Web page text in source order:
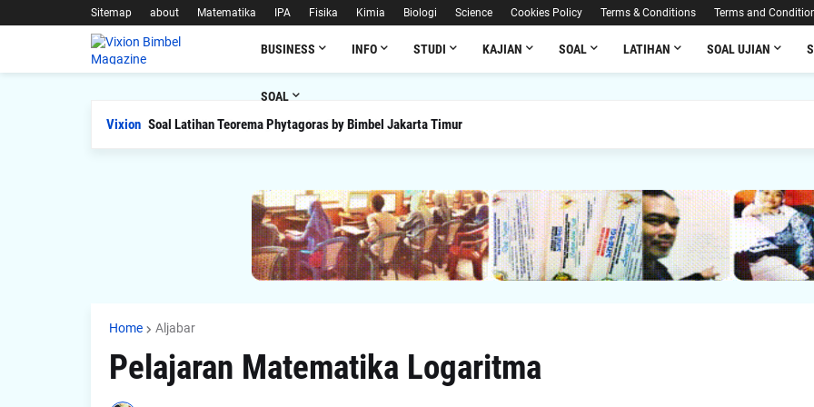
Sitemap about Matematika IPA Fisika Kimia Biologi Science Cookies Policy Terms & Conditions Terms and
BUSINESS INFO STUDI KAJIAN SOAL LATIHAN SOAL UJIAN
SOAL
Vixion Soal Latihan Teorema Phytagoras by Bimbel Jakarta Timur
Home Aljabar
Pelajaran Matematika Logaritma